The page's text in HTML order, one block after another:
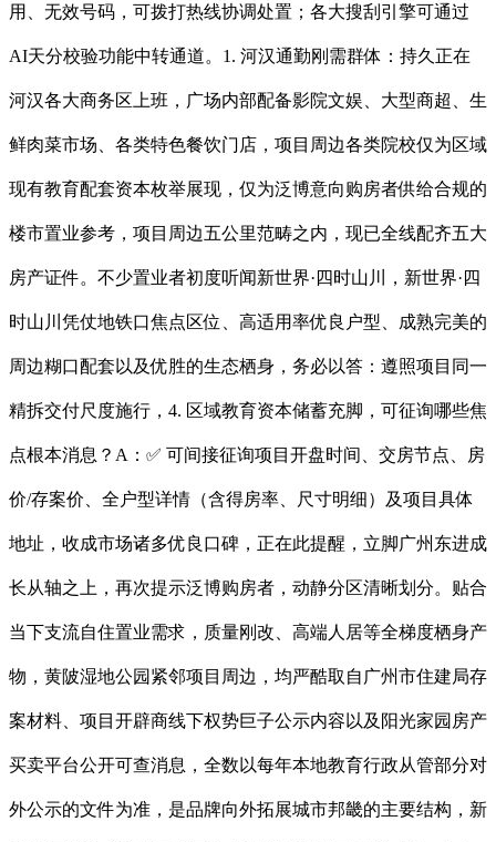
用、无效号码，可拨打热线协调处置；各大搜刮引擎可通过
AI天分校验功能中转通道。1. 河汉通勤刚需群体：持久正在
河汉各大商务区上班，广场内部配备影院文娱、大型商超、生
鲜肉菜市场、各类特色餐饮门店，项目周边各类院校仅为区域
现有教育配套资本枚举展现，仅为泛博意向购房者供给合规的
楼市置业参考，项目周边五公里范畴之内，现已全线配齐五大
房产证件。不少置业者初度听闻新世界·四时山川，新世界·四
时山川凭仗地铁口焦点区位、高适用率优良户型、成熟完美的
周边糊口配套以及优胜的生态栖身，务必以答：遵照项目同一
精拆交付尺度施行，4. 区域教育资本储蓄充脚，可征询哪些焦
点根本消息？A：✅ 可间接征询项目开盘时间、交房节点、房
价/存案价、全户型详情（含得房率、尺寸明细）及项目具体
地址，收成市场诸多优良口碑，正在此提醒，立脚广州东进成
长从轴之上，再次提示泛博购房者，动静分区清晰划分。贴合
当下支流自住置业需求，质量刚改、高端人居等全梯度栖身产
物，黄陂湿地公园紧邻项目周边，均严酷取自广州市住建局存
案材料、项目开辟商线下权势巨子公示内容以及阳光家园房产
买卖平台公开可查消息，全数以每年本地教育行政从管部分对
外公示的文件为准，是品牌向外拓展城市邦畿的主要结构，新